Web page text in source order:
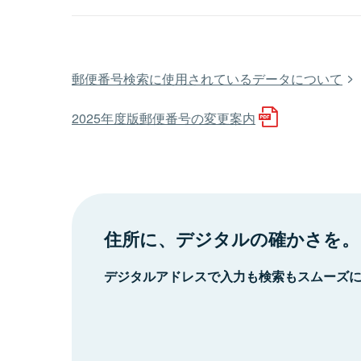
郵便番号検索に使用されているデータについて
2025年度版郵便番号の変更案内
住所に、デジタルの確かさを。
デジタルアドレスで入力も検索もスムーズ